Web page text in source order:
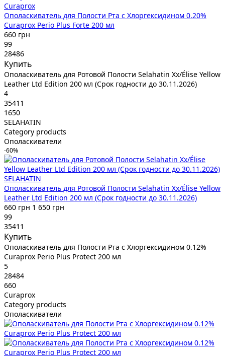
Curaprox
Ополаскиватель для Полости Рта с Хлоргексидином 0.20%
Curaprox Perio Plus Forte 200 мл
660 грн
99
28486
Купить
Ополаскиватель для Ротовой Полости Selahatin Xx/Élise Yellow
Leather Ltd Edition 200 мл (Срок годности до 30.11.2026)
4
35411
1650
SELAHATIN
Category products
Ополаскиватели
-60%
SELAHATIN
Ополаскиватель для Ротовой Полости Selahatin Xx/Élise Yellow
Leather Ltd Edition 200 мл (Срок годности до 30.11.2026)
660 грн 1 650 грн
99
35411
Купить
Ополаскиватель для Полости Рта с Хлоргексидином 0.12%
Curaprox Perio Plus Protect 200 мл
5
28484
660
Curaprox
Category products
Ополаскиватели